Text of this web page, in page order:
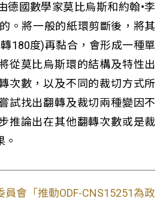
德國數學家莫比烏斯和約翰•李
。將一般的紙環剪斷後，將其
180度)再黏合，會形成一種單
從莫比烏斯環的結構及特性出
次數，以及不同的裁切方式所
試找出翻轉及裁切兩種變因不
推論出在其他翻轉次數或是裁
員會「推動ODF-CNS15251為政